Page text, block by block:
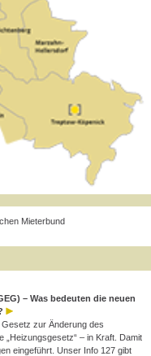
Mieterbund
– Was bedeuten die neuen
zur Änderung des
– in Kraft. Damit
eingeführt. Unser Info 127 gibt